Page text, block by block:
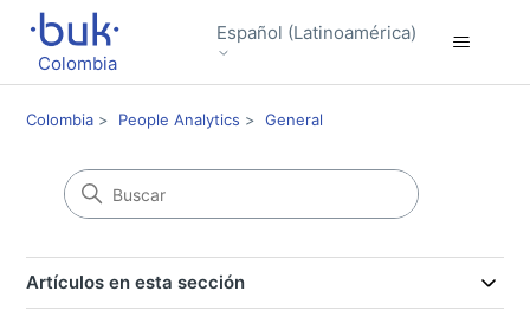
Colombia
Español (Latinoamérica)
Colombia People Analytics General
Artículos en esta sección